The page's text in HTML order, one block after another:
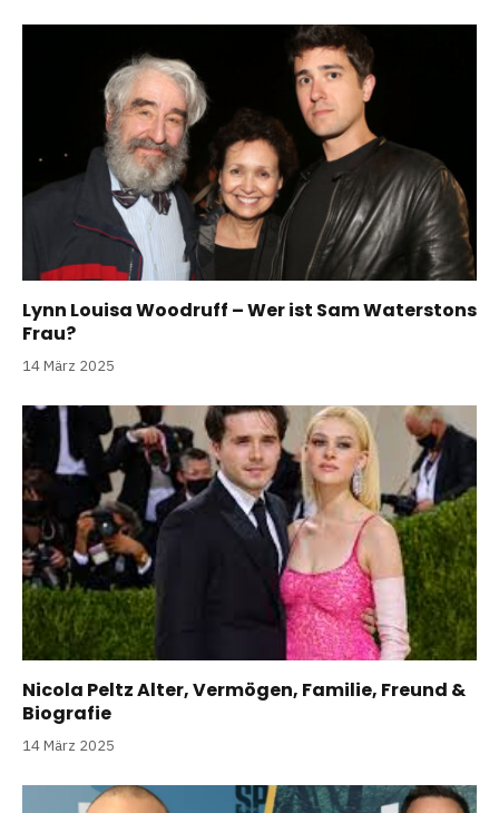
Lynn Louisa Woodruff – Wer ist Sam Waterstons
Frau?
14 März 2025
Nicola Peltz Alter, Vermögen, Familie, Freund &
Biografie
14 März 2025